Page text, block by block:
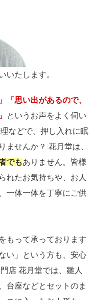
いたします。
「思い出があるので、
というお声をよく伺い
などで、押し入れに眠
ませんか？ 花月堂は、
でもありません。皆様
れたお気持ちや、お人
一体一体を丁寧にご供
もって承っております
い」という方も、安心
店 花月堂では、雛人
台座などとセットのま